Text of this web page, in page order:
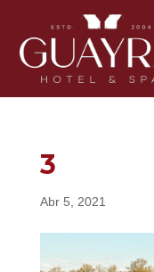
3
Abr 5, 2021